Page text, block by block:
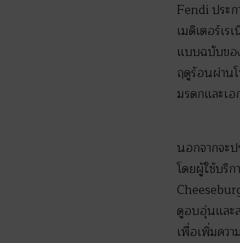
Fendi ประ
เมดิเตอร์เ
แบบฉบับขอ
ฤดูร้อนผ่าน
มรดกและเ
นอกจากจะ
โดยผู้ใช้บริ
ดูอบอุ่นและ
เพื่อเพิ่มคว